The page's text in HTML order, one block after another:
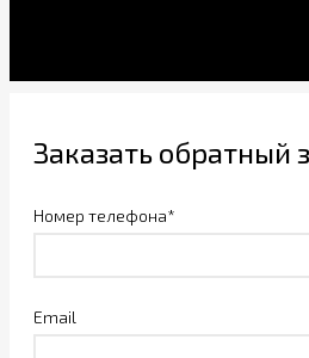
Заказать обратный
Номер телефона*
Email